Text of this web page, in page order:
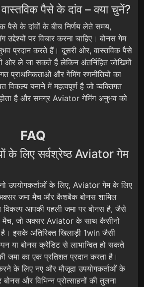
पैसे के दांव – क्या चुनें?
पैसे के दांवों के बीच निर्णय लेते समय,
उद्देश्यों पर विचार करना चाहिए। बोनस गेम
प्रदान करते हैं। दूसरी ओर, वास्तविक पैसे
ओर ले जा सकते हैं लेकिन अंतर्निहित जोखिमों
प्राथमिकताओं और गेमिंग रणनीतियों का
बनाने में महत्वपूर्ण है जो व्यक्तिगत
है और समग्र Aviator गेमिंग अनुभव को
FAQ
के लिए सर्वश्रेष्ठ Aviator गेम
उपयोगकर्ताओं के लिए, Aviator गेम के लिए
जमा मैच और कैशबैक बोनस शामिल
आपकी पहली जमा पर बोनस है, जैसे
जो अक्सर Aviator के साथ कैसीनो
इसके अतिरिक्त खिलाड़ी 1win जैसी
या बोनस क्रेडिट से लाभान्वित हो सकते
का एक प्रतिशत प्रदान करता है।
के लिए नए और मौजूदा उपयोगकर्ताओं के
बोनस और विभिन्न प्रोत्साहनों की तुलना